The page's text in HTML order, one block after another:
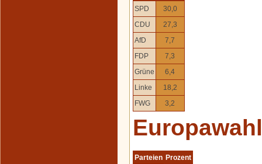
SPD
30,0
CDU
27,3
AfD
7,7
FDP
7,3
Grüne
6,4
Linke
18,2
FWG
3,2
Europawahl
Parteien Prozent